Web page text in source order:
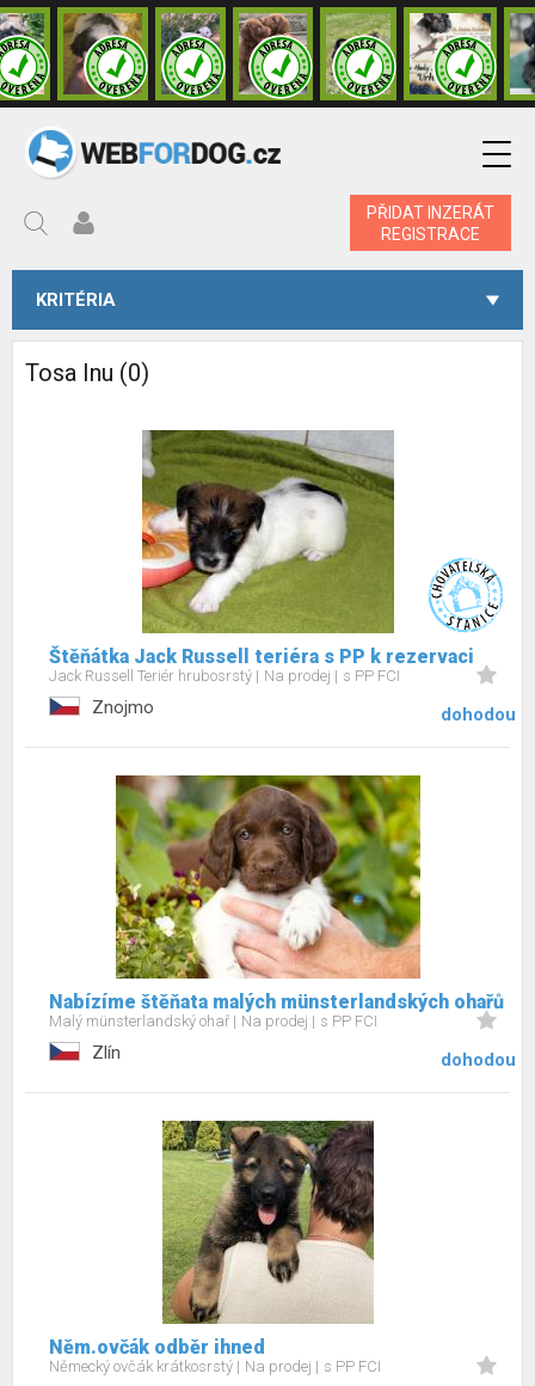
PŘIDAT INZERÁT
REGISTRACE
KRITÉRIA
Tosa Inu (0)
Štěňátka Jack Russell teriéra s PP k rezervaci
Jack Russell Teriér hrubosrstý Na prodej s PP FCI
Znojmo dohodou
Nabízíme štěňata malých münsterlandských ohařů
Malý münsterlandský ohař Na prodej s PP FCI
Zlín dohodou
Něm.ovčák odběr ihned
Německý ovčák krátkosrstý Na prodej s PP FCI